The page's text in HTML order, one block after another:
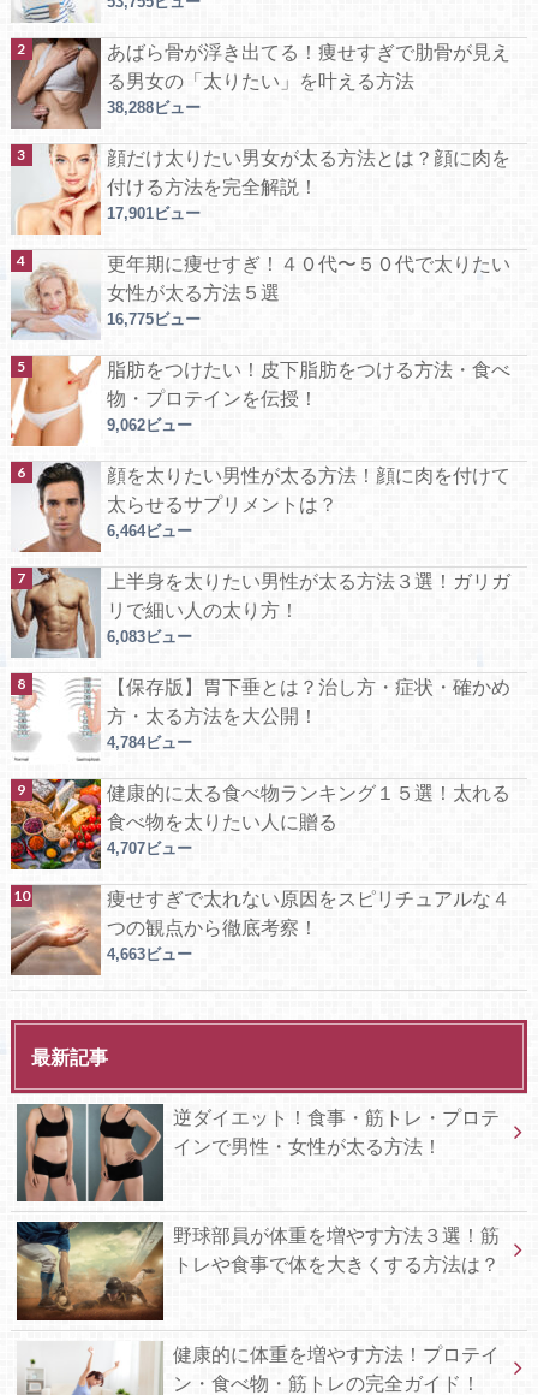
あばら骨が浮き出てる！痩せすぎで肋骨が見え
る男女の「太りたい」を叶える方法
38,288ビュー
顔だけ太りたい男女が太る方法とは？顔に肉を
付ける方法を完全解説！
17,901ビュー
更年期に痩せすぎ！４０代〜５０代で太りたい
女性が太る方法５選
16,775ビュー
脂肪をつけたい！皮下脂肪をつける方法・食べ
物・プロテインを伝授！
9,062ビュー
顔を太りたい男性が太る方法！顔に肉を付けて
太らせるサプリメントは？
6,464ビュー
上半身を太りたい男性が太る方法３選！ガリガ
リで細い人の太り方！
6,083ビュー
【保存版】胃下垂とは？治し方・症状・確かめ
方・太る方法を大公開！
4,784ビュー
健康的に太る食べ物ランキング１５選！太れる
食べ物を太りたい人に贈る
4,707ビュー
痩せすぎで太れない原因をスピリチュアルな４
つの観点から徹底考察！
4,663ビュー
最新記事
逆ダイエット！食事・筋トレ・プロテ
インで男性・女性が太る方法！
野球部員が体重を増やす方法３選！筋
トレや食事で体を大きくする方法は？
健康的に体重を増やす方法！プロテイ
ン・食べ物・筋トレの完全ガイド！